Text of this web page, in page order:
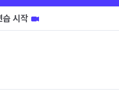
습 시작